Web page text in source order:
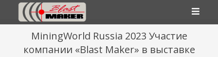
MiningWorld Russia 2023 Участие
компании «Blast Maker» в выставке